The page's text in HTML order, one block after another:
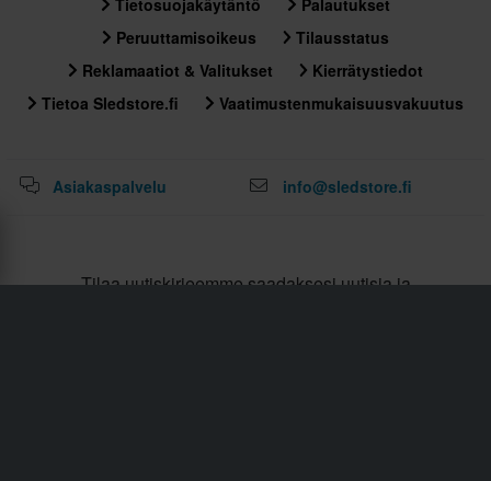
Peruuttamisoikeus
Tilausstatus
Reklamaatiot & Valitukset
Kierrätystiedot
Tietoa Sledstore.fi
Vaatimustenmukaisuusvakuutus
Asiakaspalvelu info@sledstore.fi
Tilaa uutiskirjeemme saadaksesi uutisia ja